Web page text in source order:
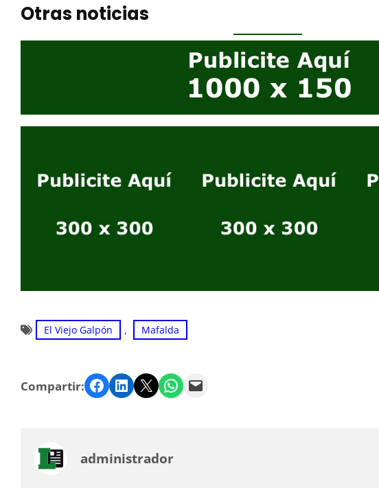
Otras noticias
El Viejo Galpón , Mafalda
Compartir: Facebook LinkedIn Twitter WhatsApp Email
administrador